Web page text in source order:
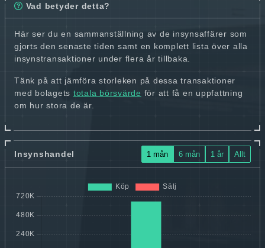
Vad betyder detta?
Här ser du en sammanställning av de insynsaffärer som
gjorts den senaste tiden samt en komplett lista över alla
insynstransaktioner under flera år tillbaka.
Tänk på att jämföra storleken på dessa transaktioner
med bolagets totala börsvärde för att få en uppfattning
om hur stora de är.
Insynshandel 1 mån 6 mån 1 år Allt